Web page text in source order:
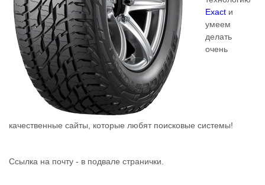
Exact и
умеем
делать
очень
качественные сайты, которые любят поисковые системы!
Ссылка на почту - в подвале странички.